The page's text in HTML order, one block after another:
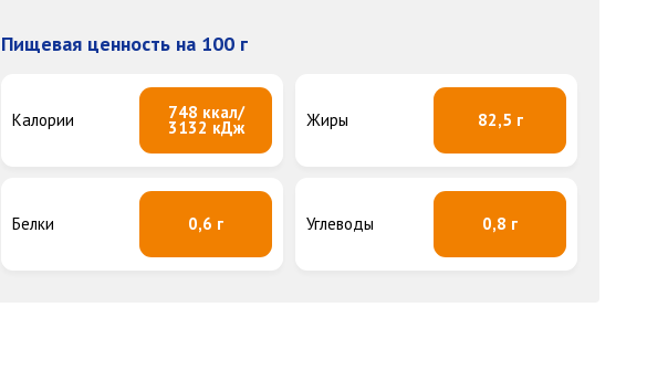
Пищевая ценность на 100 г
Калории 748 ккал/
3132 кДж Жиры 82,5 г
Белки 0,6 г Углеводы 0,8 г